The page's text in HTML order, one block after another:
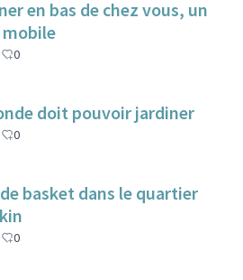
en bas de chez vous, un
0
doit pouvoir jardiner
0
basket dans le quartier
0